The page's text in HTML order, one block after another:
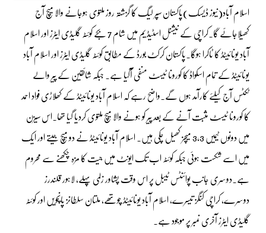
اسلام آباد(نیوز ڈیسک)پاکستان سپر لیگ کا گزشتہ روز ملتوی ہوجانے والا میچ آج
کھیلاجائے گا۔کراچی کے نیشنل اسٹیڈیم میں شام 7 بجے کوئٹہ گلیڈی ایٹرز اور اسلام
آباد یونائیٹڈ کا ٹاکرا ہوگا۔پاکستان کرکٹ بورڈ کے مطابق کوئٹہ گلیڈی ایٹرز اور اسلام آباد
یونائیٹڈ کے تمام اسکواڈ کا کورونا ٹیسٹ منفی آگیا ہے۔ جبکہ شائقین کے پیر والے
ٹکٹس آج کیلئے کارآمد ہوں گے۔واضح رہے کہ اسلام آباد یونائیٹڈ کے کھلاڑی فواد احمد
کا کورونا ٹیسٹ مثبت آنے کے بعد پیر کو ہونے والا میچ ملتوی کردیا گیا تھا۔اس سیزن
میں دونوں ٹیمیں 3،3 میچز کھیل چکی ہیں۔ اسلام آباد یونائیٹڈ نے دو میچ جیتے اور ایک
میں اسے شکست ہوئی جبکہ کوئٹہ اب تک ایونٹ میں جیت کا مزہ چکھنے سے محروم
ہے۔دوسری جانب پوائنٹس ٹیبل پر اس وقت پشاور زلمی پہلے، لاہور قلندرز
دوسرے، کراچی کنگز تیسرے، اسلام آباد یونائیٹڈ چوتھے، ملتان سلطانز پانچویں اور کوئٹہ
گلیڈی ایٹرز آخری نمبر پر موجود ہے۔